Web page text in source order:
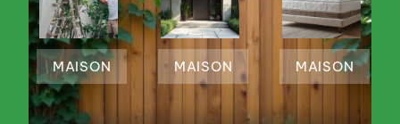
MAISON
Astuces
MAISON
Prix
MAISON
Différe